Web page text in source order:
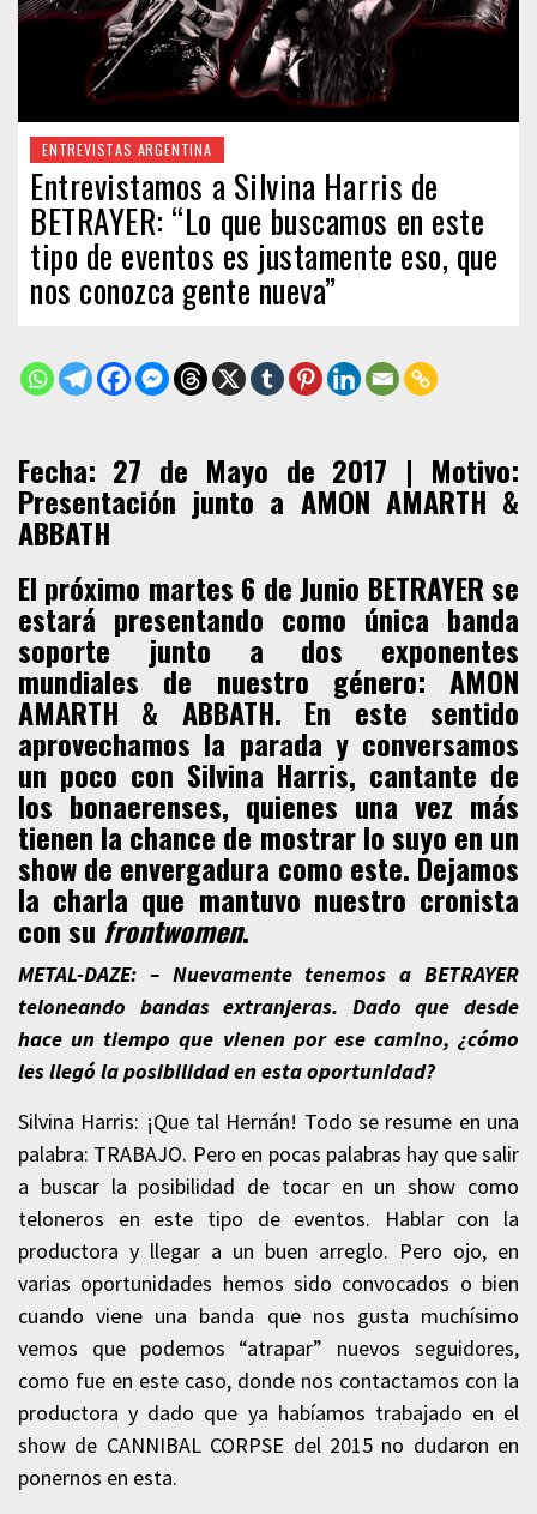
ENTREVISTAS ARGENTINA
Entrevistamos a Silvina Harris de
BETRAYER: “Lo que buscamos en este
tipo de eventos es justamente eso, que
nos conozca gente nueva”
Fecha: 27 de Mayo de 2017 | Motivo:
Presentación junto a AMON AMARTH &
ABBATH
El próximo martes 6 de Junio BETRAYERse
estará presentando como única banda
soporte junto a dos exponentes
mundiales de nuestro género: AMON
AMARTH & ABBATH. En este sentido
aprovechamos la parada y conversamos
un poco con Silvina Harris, cantante de
los bonaerenses, quienes una vez más
tienen la chance de mostrar lo suyo en un
show de envergadura como este. Dejamos
la charla que mantuvo nuestro cronista
con su frontwomen.
METAL-DAZE: – Nuevamente tenemos a BETRAYER
teloneando bandas extranjeras. Dado que desde
hace un tiempo que vienen por ese camino, ¿cómo
les llegó la posibilidad en esta oportunidad?
Silvina Harris: ¡Que tal Hernán! Todo se resume en una
palabra: TRABAJO. Pero en pocas palabras hay que salir
a buscar la posibilidad de tocar en un show como
teloneros en este tipo de eventos. Hablar con la
productora y llegar a un buen arreglo. Pero ojo, en
varias oportunidades hemos sido convocados o bien
cuando viene una banda que nos gusta muchísimo
vemos que podemos “atrapar” nuevos seguidores,
como fue en este caso, donde nos contactamos con la
productora y dado que ya habíamos trabajado en el
show de CANNIBAL CORPSE del 2015 no dudaron en
ponernos en esta.